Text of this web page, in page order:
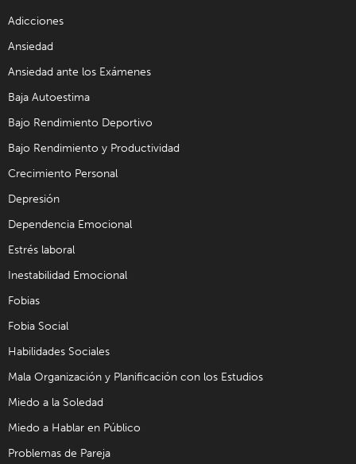
Adicciones
Ansiedad
Ansiedad ante los Exámenes
Baja Autoestima
Bajo Rendimiento Deportivo
Bajo Rendimiento y Productividad
Crecimiento Personal
Depresión
Dependencia Emocional
Estrés laboral
Inestabilidad Emocional
Fobias
Fobia Social
Habilidades Sociales
Mala Organización y Planificación con los Estudios
Miedo a la Soledad
Miedo a Hablar en Público
Problemas de Pareja